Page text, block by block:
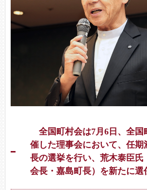
全国町村会は7月6日、全国
催した理事会において、任期
長の選挙を行い、荒木泰臣氏
会長・嘉島町長）を新たに選